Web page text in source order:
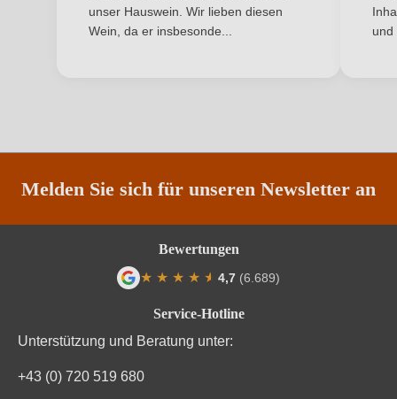
0,75 L
Qualität Österreichischer Wein
Rebsorte Cabernet Blanc
Säuregehalt in g/L
Traubenfarbe
unser Hauswein. Wir lieben diesen
Wein, da er insbesonde...
und
Melden Sie sich für unseren Newsletter an
Service-Hotline
Unterstützung und Beratung unter:
+43 (0) 720 519 680
Bewertungen
★ ★ ★ ★ ★
★ 4,7 (6.689)